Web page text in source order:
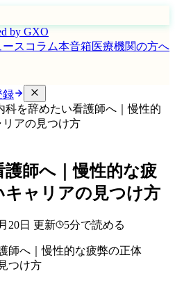
by GXO
ース コラム本音箱医療機関の方へ
録
科を辞めたい看護師へ｜慢性的
アの見つけ方
師へ｜慢性的な疲
キャリアの見つけ方
20日 更新 5分で読める